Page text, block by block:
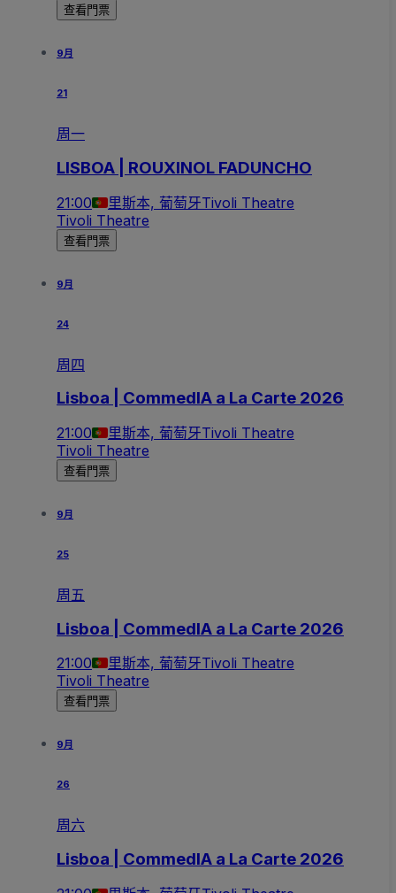
查看門票
9月
21
周一
LISBOA | ROUXINOL FADUNCHO
21:00 里斯本, 葡萄牙Tivoli Theatre
Tivoli Theatre
查看門票
9月
24
周四
Lisboa | CommedIA a La Carte 2026
21:00 里斯本, 葡萄牙Tivoli Theatre
Tivoli Theatre
查看門票
9月
25
周五
Lisboa | CommedIA a La Carte 2026
21:00 里斯本, 葡萄牙Tivoli Theatre
Tivoli Theatre
查看門票
9月
26
周六
Lisboa | CommedIA a La Carte 2026